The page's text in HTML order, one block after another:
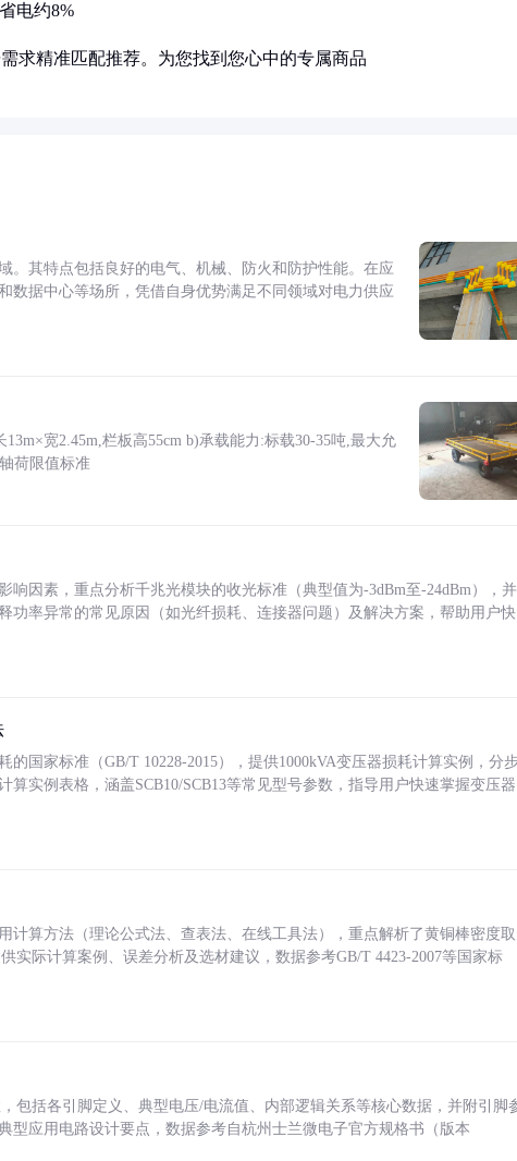
电约8%
求精准匹配推荐。为您找到您心中的专属商品
。其特点包括良好的电气、机械、防火和防护性能。在应
数据中心等场所，凭借自身优势满足不同领域对电力供应
宽2.45m,栏板高55cm b)承载能力:标载30-35吨,最大允
荷限值标准
响因素，重点分析千兆光模块的收光标准（典型值为-3dBm至-24dBm），并
功率异常的常见原因（如光纤损耗、连接器问题）及解决方案，帮助用户快
国家标准（GB/T 10228-2015），提供1000kVA变压器损耗计算实例，分
实例表格，涵盖SCB10/SCB13等常见型号参数，指导用户快速掌握变压器
计算方法（理论公式法、查表法、在线工具法），重点解析了黄铜棒密度取
实际计算案例、误差分析及选材建议，数据参考GB/T 4423-2007等国家标
包括各引脚定义、典型电压/电流值、内部逻辑关系等核心数据，并附引脚
型应用电路设计要点，数据参考自杭州士兰微电子官方规格书（版本